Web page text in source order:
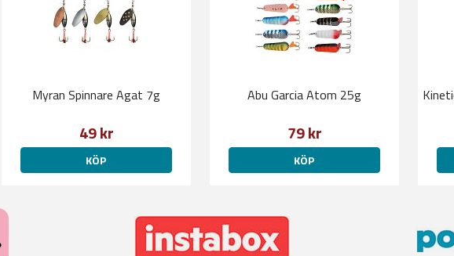
Myran Spinnare Agat 7g
49 kr
KÖP
Abu Garcia Atom 25g
79 kr
KÖP